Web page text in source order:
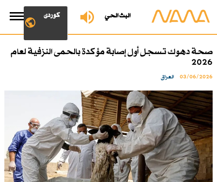
البث الحي کوردی
صحة دهوك تسجل أول إصابة مؤكدة بالحمى النزفية لعام
2026
03/06/2026 العراق